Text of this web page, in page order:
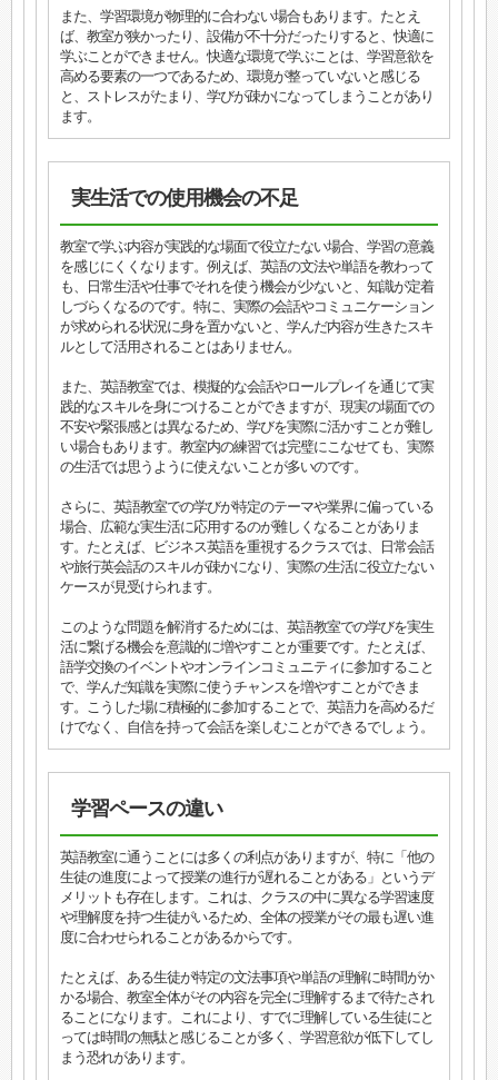
また、学習環境が物理的に合わない場合もあります。たとえ
ば、教室が狭かったり、設備が不十分だったりすると、快適に
学ぶことができません。快適な環境で学ぶことは、学習意欲を
高める要素の一つであるため、環境が整っていないと感じる
と、ストレスがたまり、学びが疎かになってしまうことがあり
ます。
実生活での使用機会の不足
教室で学ぶ内容が実践的な場面で役立たない場合、学習の意義
を感じにくくなります。例えば、英語の文法や単語を教わって
も、日常生活や仕事でそれを使う機会が少ないと、知識が定着
しづらくなるのです。特に、実際の会話やコミュニケーション
が求められる状況に身を置かないと、学んだ内容が生きたスキ
ルとして活用されることはありません。
また、英語教室では、模擬的な会話やロールプレイを通じて実
践的なスキルを身につけることができますが、現実の場面での
不安や緊張感とは異なるため、学びを実際に活かすことが難し
い場合もあります。教室内の練習では完璧にこなせても、実際
の生活では思うように使えないことが多いのです。
さらに、英語教室での学びが特定のテーマや業界に偏っている
場合、広範な実生活に応用するのが難しくなることがありま
す。たとえば、ビジネス英語を重視するクラスでは、日常会話
や旅行英会話のスキルが疎かになり、実際の生活に役立たない
ケースが見受けられます。
このような問題を解消するためには、英語教室での学びを実生
活に繋げる機会を意識的に増やすことが重要です。たとえば、
語学交換のイベントやオンラインコミュニティに参加すること
で、学んだ知識を実際に使うチャンスを増やすことができま
す。こうした場に積極的に参加することで、英語力を高めるだ
けでなく、自信を持って会話を楽しむことができるでしょう。
学習ペースの違い
英語教室に通うことには多くの利点がありますが、特に「他の
生徒の進度によって授業の進行が遅れることがある」というデ
メリットも存在します。これは、クラスの中に異なる学習速度
や理解度を持つ生徒がいるため、全体の授業がその最も遅い進
度に合わせられることがあるからです。
たとえば、ある生徒が特定の文法事項や単語の理解に時間がか
かる場合、教室全体がその内容を完全に理解するまで待たされ
ることになります。これにより、すでに理解している生徒にと
っては時間の無駄と感じることが多く、学習意欲が低下してし
まう恐れがあります。